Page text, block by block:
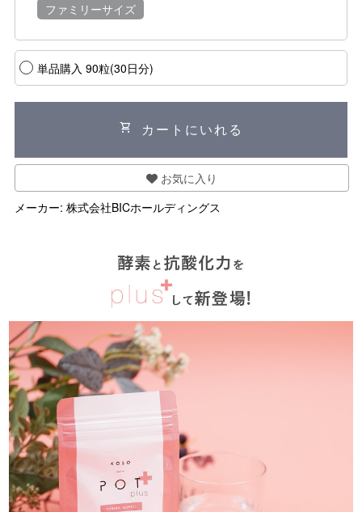
ファミリーサイズ
単品購入 90粒(30日分)
shopping_cart カートにいれる
お気に入り
メーカー: 株式会社BICホールディングス